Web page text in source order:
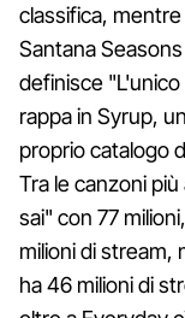
classifica,
Santana
definisce
rappa in Syrup,
proprio catalogo
Tra le canzoni
sai" con 77
milioni di
ha 46 milioni di